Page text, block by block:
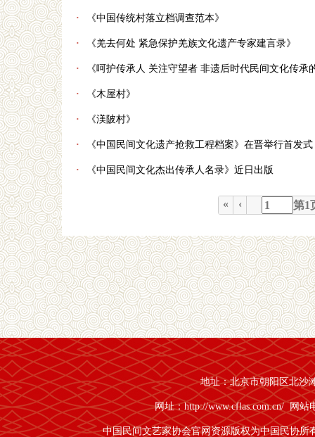
· 《中国传统村落立档调查范本》
· 《羌去何处 紧急保护羌族文化遗产专家建言录》
· 《呵护传承人 关注守望者 非遗后时代民间文化传承
· 《木屋村》
· 《渼陂村》
· 《中国民间文化遗产抢救工程档案》在晋举行首发式
· 《中国民间文化杰出传承人名录》近日出版
« ‹ 第1
地址：北京市朝阳区北沙
网址：http://www.cflas.com.cn/网站
中国民间文艺家协会官网资源版权为中国民协